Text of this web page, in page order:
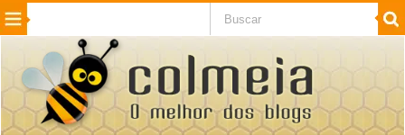
Beleza Cinema e TV
Internet Jogos NotÃ­cias SaÃºde
VeÃ­culos Adulto